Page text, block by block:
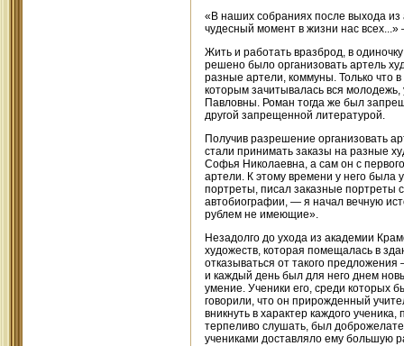
«В наших собраниях после выхода
чудесный момент в жизни нас
Жить и работать вразброд, в
решено было организовать артель
разные артели, коммуны. Только что
которым зачитывалась вся
Павловны. Роман тогда же был
другой запрещенной литературой.
Получив разрешение организовать
стали принимать заказы на разные
Софья Николаевна, а сам он с
артели. К этому времени у него была
портреты, писал заказные
автобиографии, — я начал вечную
рублем не имеющие».
Незадолго до ухода из академии
художеств, которая помещалась в
отказываться от такого
и каждый день был для него днем
умение. Ученики его, среди которых
говорили, что он прирожденный
вникнуть в характер каждого
терпеливо слушать, был
учениками доставляло ему большую